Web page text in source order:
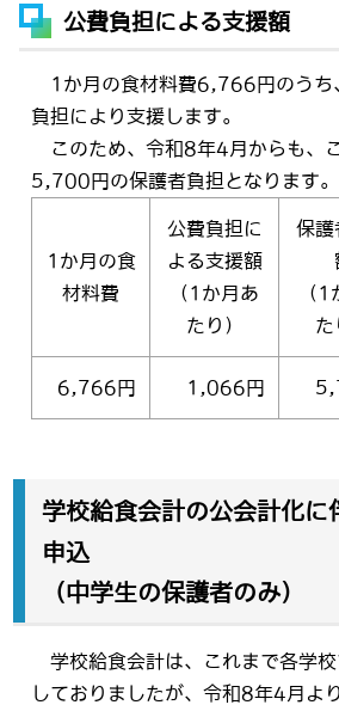
公費負担による支援額
1か月の食材料費6,766円のうち
負担により支援します。
このため、令和8年4月からも、
5,700円の保護者負担となります。
1か月の食
材料費
公費負担に
よる支援額
（1か月あ
たり）
保護
（1
た
6,766円 1,066円
学校給食会計の公会計化に
申込
（中学生の保護者のみ）
学校給食会計は、これまで各学校
しておりましたが、令和8年4月よ